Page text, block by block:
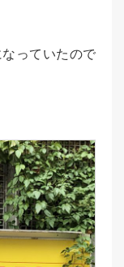
っていたので